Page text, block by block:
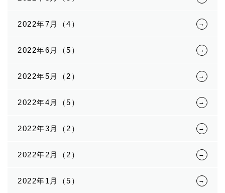
2022年7月（4）
2022年6月（5）
2022年5月（2）
2022年4月（5）
2022年3月（2）
2022年2月（2）
2022年1月（5）